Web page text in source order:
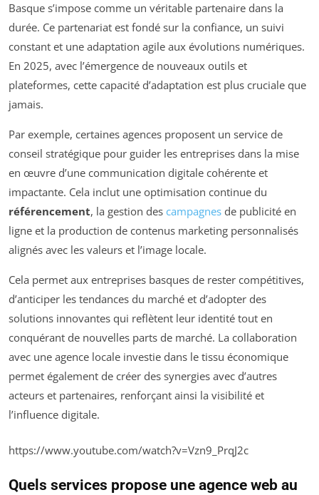
Basque s’impose comme un véritable partenaire dans la
durée. Ce partenariat est fondé sur la confiance, un suivi
constant et une adaptation agile aux évolutions numériques.
En 2025, avec l’émergence de nouveaux outils et
plateformes, cette capacité d’adaptation est plus cruciale que
jamais.
Par exemple, certaines agences proposent un service de
conseil stratégique pour guider les entreprises dans la mise
en œuvre d’une communication digitale cohérente et
impactante. Cela inclut une optimisation continue du
référencement, la gestion des campagnes de publicité en
ligne et la production de contenus marketing personnalisés
alignés avec les valeurs et l’image locale.
Cela permet aux entreprises basques de rester compétitives,
d’anticiper les tendances du marché et d’adopter des
solutions innovantes qui reflètent leur identité tout en
conquérant de nouvelles parts de marché. La collaboration
avec une agence locale investie dans le tissu économique
permet également de créer des synergies avec d’autres
acteurs et partenaires, renforçant ainsi la visibilité et
l’influence digitale.
https://www.youtube.com/watch?v=Vzn9_PrqJ2c
Quels services propose une agence web au